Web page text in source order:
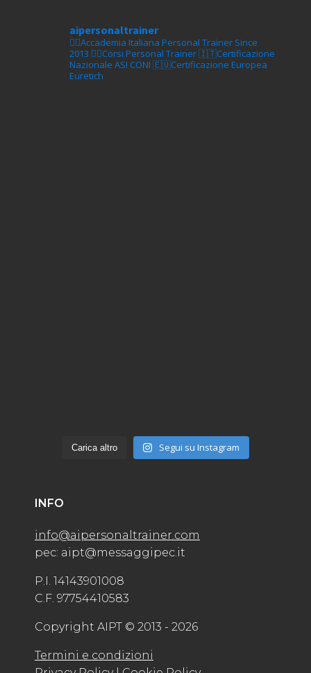
aipersonaltrainer
🏋‍♀️Accademia Italiana Personal Trainer Since
2013 🏋‍♂️Corsi Personal Trainer🇮🇹Certificazione
Nazionale ASI CONI 🇪🇺Certificazione Europea
Euretich
Carica altro Segui su Instagram
INFO
info@aipersonaltrainer.com
pec: aipt@messaggipec.it
P.I. 14143901008
C.F. 97754410583
Copyright AIPT © 2013 - 2026
Termini e condizioni